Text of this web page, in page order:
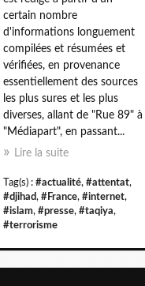
certain nombre
d'informations longuement
compilées et résumées et
vérifiées, en provenance
essentiellement des sources
les plus sures et les plus
diverses, allant de "Rue 89" à
"Médiapart", en passant...
Lire la suite
Tag(s) : #actualité, #attentat,
#djihad, #France, #internet,
#islam, #presse, #taqiya,
#terrorisme